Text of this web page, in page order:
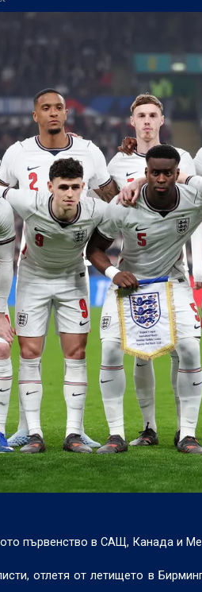
трансферните планове на Левски
на Вуцов
първенство в САЩ, Канада и
отлетя от летището в